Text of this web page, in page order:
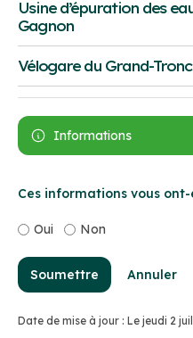
Téléphone :819-758-1571
Victoriaville (Québec)
Téléphone :819-758-1571
Usine d’épuration des
Gagnon
555, boulevard Jutras
Victoriaville (Québec)
Téléphone :819-758-1571
Vélogare du Grand-Tronc
20, rue De Bigarré
Victoriaville (Québec)
Téléphone :819-795-4323
Informations
Ces informations vous
Oui Non
Soumettre Annuler
Date de mise à jour : Le jeudi 2